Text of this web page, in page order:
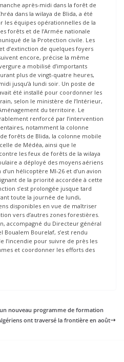
après-midi dans la forêt de
dans la wilaya de Blida, a été
les équipes opérationnelles de la
forêts et de l’Armée nationale
de la Protection civile. Les
d’extinction de quelques foyers
encore, précise la même
a mobilisé d’importants
plus de vingt-quatre heures,
jusqu’à lundi soir. Un poste de
été installé pour coordonner les
selon le ministère de l’Intérieur,
du territoire. Le
renforcé par l’intervention
notamment la colonne
forêts de Blida, la colonne mobile
de Médéa, ainsi que le
les feux de forêts de la wilaya
a déployé des moyens aériens
hélicoptère MI-26 et d’un avion
de la priorité accordée à cette
s’est prolongée jusque tard
toute la journée de lundi,
disponibles en vue de maîtriser
vers d’autres zones forestières.
accompagné du Directeur général
Bourelaf, s’est rendu
l’incendie pour suivre de près les
et coordonner les efforts des
un nouveau programme de formation
ont traversé la frontière en août